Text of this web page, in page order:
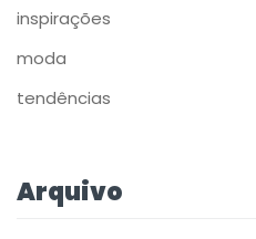
inspirações
moda
tendências
Arquivo